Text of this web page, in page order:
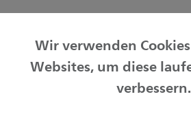
Privatkunden
Wir verwenden
Websites, um diese
verbessern.